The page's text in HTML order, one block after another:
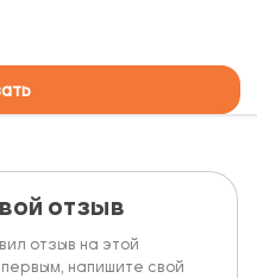
отзыв
отзыв на этой
напишите свой